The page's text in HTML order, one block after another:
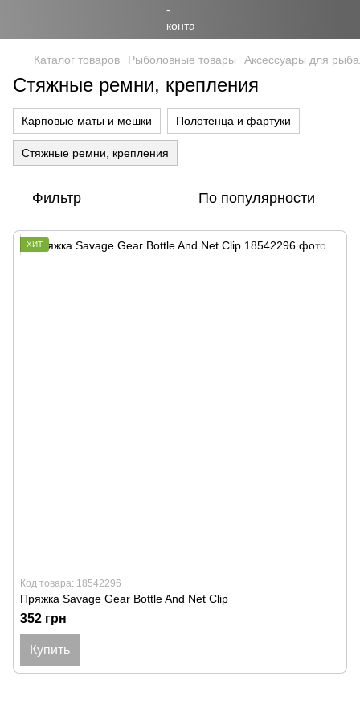
Каталог товаров Рыболовные товары Аксессуары для
Стяжные ремни, крепления
Карповые маты и мешки Полотенца и фартуки
Стяжные ремни, крепления
Фильтр По популярности
ХИТ
Код товара: 18542296
Пряжка Savage Gear Bottle And Net Clip
352 грн
Купить